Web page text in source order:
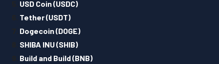
USD Coin (USDC)
Tether (USDT)
Dogecoin (DOGE)
SHIBA INU (SHIB)
Build and Build (BNB)